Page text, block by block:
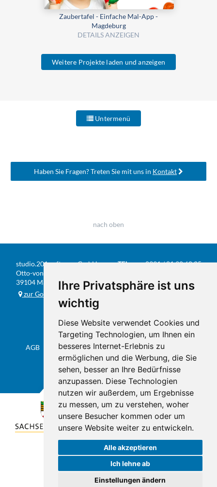
Ihre Privatsphäre ist uns
wichtig
Diese Website verwendet Cookies und
Targeting Technologien, um Ihnen ein
besseres Internet-Erlebnis zu
ermöglichen und die Werbung, die Sie
sehen, besser an Ihre Bedürfnisse
anzupassen. Diese Technologien
nutzen wir außerdem, um Ergebnisse
zu messen, um zu verstehen, woher
unsere Besucher kommen oder um
unsere Website weiter zu entwickeln.
Alle akzeptieren
Ich lehne ab
Einstellungen ändern
Zaubertafel - Einfache Mal-App -
Magdeburg
DETAILS ANZEIGEN
Weitere Projekte laden und anzeigen
Untermenü
Haben Sie Fragen? Treten Sie mit uns in Kontakt
nach oben
studio.201 software GmbH
Otto-von-Guericke-Str. 104
39104 Magdeburg
zur Google-Karte
TEL
0391 / 81 90 68 05
E-MAIL info@studio201.de
AGB Datenschutz & Impressum Sitemap